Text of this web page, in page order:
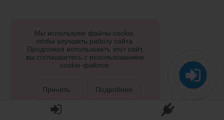
Мы используем файлы cookie,
чтобы улучшить работу сайта.
Продолжая использовать этот сайт,
вы соглашаетесь с использованием
cookie-файлов.
Принять Подробнее